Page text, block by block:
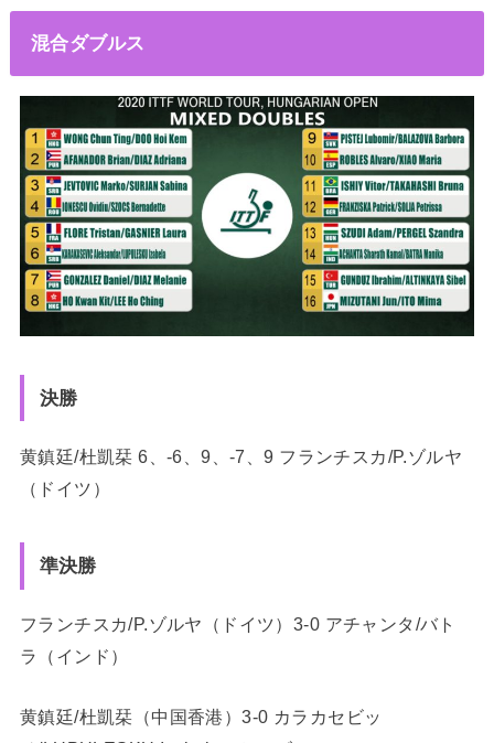
混合ダブルス
決勝
黄鎮廷/杜凱栞 6、-6、9、-7、9 フランチスカ/P.ゾルヤ
（ドイツ）
準決勝
フランチスカ/P.ゾルヤ（ドイツ）3-0 アチャンタ/バト
ラ（インド）
黄鎮廷/杜凱栞（中国香港）3-0 カラカセビッ